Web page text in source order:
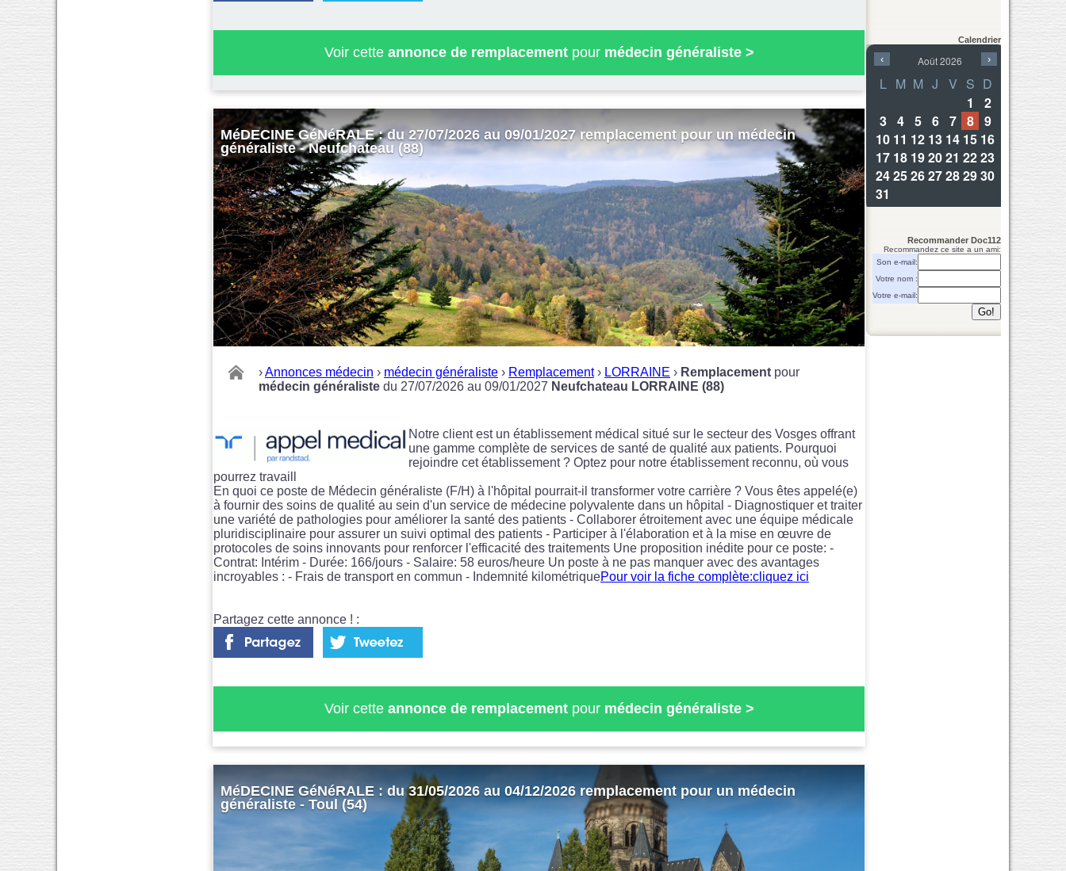
Voir cette annonce de remplacementpour médecin généraliste>
MéDECINE GéNéRALE : du 27/07/2026 au 09/01/2027 remplacement pour un médecin
généraliste - Neufchateau (88)
›Annonces médecin › médecin généraliste › Remplacement › LORRAINE › Remplacement pour
médecin généraliste du 27/07/2026 au 09/01/2027 Neufchateau LORRAINE (88)
Notre client est un établissement médical situé sur le secteur des Vosges offrant
une gamme complète de services de santé de qualité aux patients. Pourquoi
rejoindre cet établissement ? Optez pour notre établissement reconnu, où vous
pourrez travaill
En quoi ce poste de Médecin généraliste (F/H) à l'hôpital pourrait-il transformer votre carrière ? Vous êtes appelé(e)
à fournir des soins de qualité au sein d'un service de médecine polyvalente dans un hôpital - Diagnostiquer et traiter
une variété de pathologies pour améliorer la santé des patients - Collaborer étroitement avec une équipe médicale
pluridisciplinaire pour assurer un suivi optimal des patients - Participer à l'élaboration et à la mise en œuvre de
protocoles de soins innovants pour renforcer l'efficacité des traitements Une proposition inédite pour ce poste: -
Contrat: Intérim - Durée: 166/jours - Salaire: 58 euros/heure Un poste à ne pas manquer avec des avantages
incroyables : - Frais de transport en commun - Indemnité kilométriquePour voir la fiche complète:cliquez ici
Partagez cette annonce ! :
Voir cette annonce de remplacementpour médecin généraliste>
MéDECINE GéNéRALE : du 31/05/2026 au 04/12/2026 remplacement pour un médecin
généraliste - Toul (54)
Calendrier
Recommander Doc112
Recommandez ce site a un ami:
Son e-mail:
Votre nom :
Votre e-mail: